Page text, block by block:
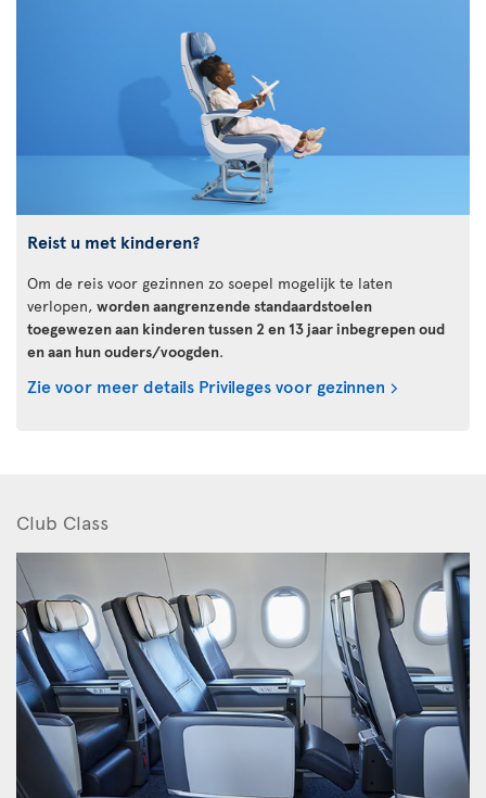
Reist u met kinderen?
Om de reis voor gezinnen zo soepel mogelijk te laten
verlopen, worden aangrenzende standaardstoelen
toegewezen aan kinderen tussen 2 en 13 jaar inbegrepen oud
en aan hun ouders/voogden.
Zie voor meer details Privileges voor gezinnen
Club Class